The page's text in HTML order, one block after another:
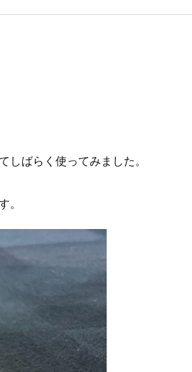
しばらく使ってみました。
。